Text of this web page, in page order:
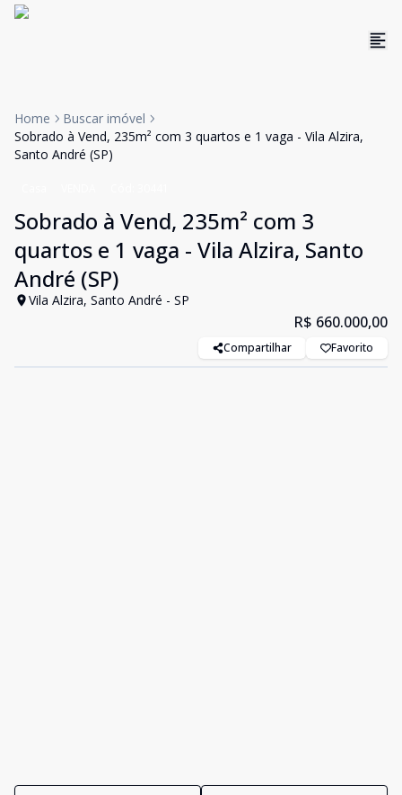
Home
Buscar imóvel
Sobrado à Vend, 235m² com 3 quartos e 1 vaga - Vila Alzira,
Santo André (SP)
Sobrado à Vend, 235m² com 3
quartos e 1 vaga - Vila Alzira, Santo
André (SP)
Vila Alzira, Santo André - SP
R$ 660.000,00
Compartilhar Favorito